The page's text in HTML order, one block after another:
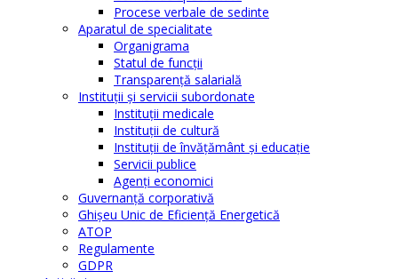
Procese verbale de sedinte
Aparatul de specialitate
Organigrama
Statul de funcții
Transparență salarială
Instituţii şi servicii subordonate
Instituţii medicale
Instituţii de cultură
Instituţii de învăţământ şi educaţie
Servicii publice
Agenţi economici
Guvernanță corporativă
Ghişeu Unic de Eficienţă Energetică
ATOP
Regulamente
GDPR